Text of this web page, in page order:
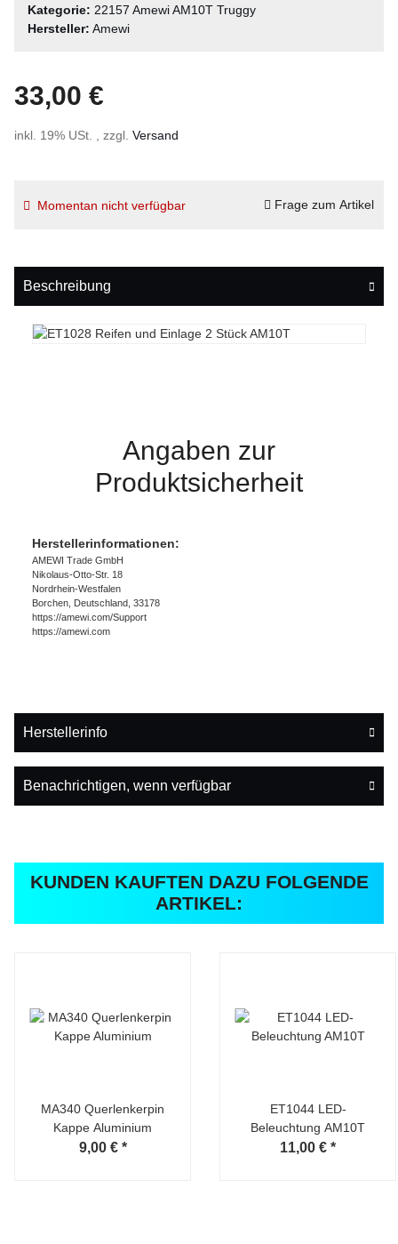
Kategorie: 22157 Amewi AM10T Truggy
Hersteller: Amewi
33,00 €
inkl. 19% USt. , zzgl. Versand
Momentan nicht verfügbar Frage zum Artikel
Beschreibung
Angaben zur
Produktsicherheit
Herstellerinformationen:
AMEWI Trade GmbH
Nikolaus-Otto-Str. 18
Nordrhein-Westfalen
Borchen, Deutschland, 33178
https://amewi.com/Support
https://amewi.com
Herstellerinfo
Benachrichtigen, wenn verfügbar
KUNDEN KAUFTEN DAZU FOLGENDE
ARTIKEL:
MA340 Querlenkerpin
Kappe Aluminium
9,00 € *
ET1044 LED-
Beleuchtung AM10T
11,00 € *